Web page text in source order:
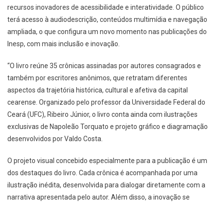
recursos inovadores de acessibilidade e interatividade. O público
terá acesso à audiodescrição, conteúdos multimídia e navegação
ampliada, o que configura um novo momento nas publicações do
Inesp, com mais inclusão e inovação.
“O livro reúne 35 crônicas assinadas por autores consagrados e
também por escritores anônimos, que retratam diferentes
aspectos da trajetória histórica, cultural e afetiva da capital
cearense. Organizado pelo professor da Universidade Federal do
Ceará (UFC), Ribeiro Júnior, o livro conta ainda com ilustrações
exclusivas de Napoleão Torquato e projeto gráfico e diagramação
desenvolvidos por Valdo Costa.
O projeto visual concebido especialmente para a publicação é um
dos destaques do livro. Cada crônica é acompanhada por uma
ilustração inédita, desenvolvida para dialogar diretamente com a
narrativa apresentada pelo autor. Além disso, a inovação se